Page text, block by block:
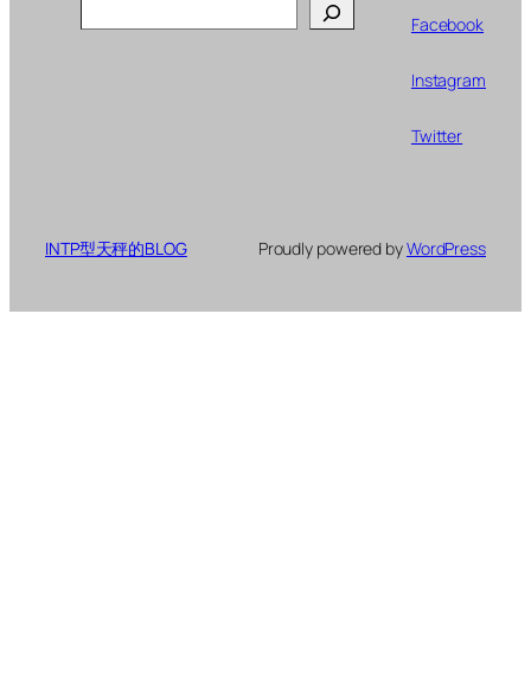
Facebook
Instagram
Twitter
INTP型天秤的BLOG Proudly powered byWordPress